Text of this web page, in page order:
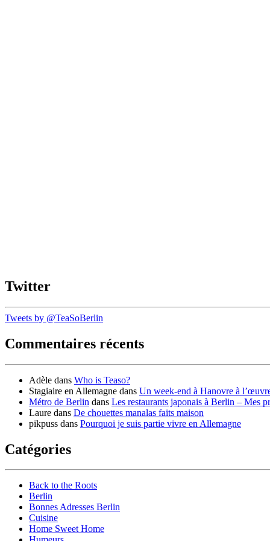
Twitter
Tweets by @TeaSoBerlin
Commentaires récents
Adèle dans Who is Teaso?
Stagiaire en Allemagne dans Un week-end à Hanovre à
Métro de Berlin dans Les restaurants japonais à Berlin – Mes
Laure dans De chouettes manalas faits maison
pikpuss dans Pourquoi je suis partie vivre en Allemagne
Catégories
Back to the Roots
Berlin
Bonnes Adresses Berlin
Cuisine
Home Sweet Home